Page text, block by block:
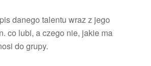
danego talentu wraz z jego
co lubi, a czego nie, jakie ma
do grupy.